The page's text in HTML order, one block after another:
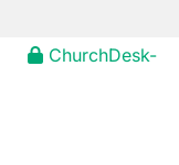
ChurchDesk-